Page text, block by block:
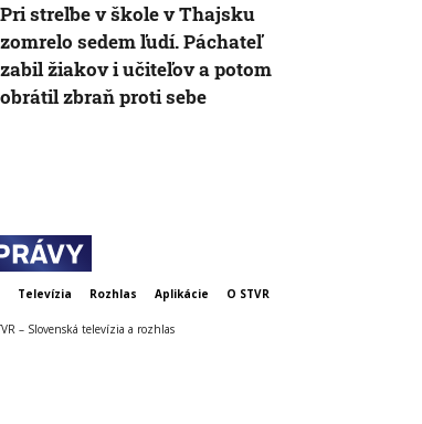
Pri streľbe v škole v Thajsku
zomrelo sedem ľudí. Páchateľ
zabil žiakov i učiteľov a potom
obrátil zbraň proti sebe
Televízia Rozhlas Aplikácie O STVR
– Slovenská televízia a rozhlas